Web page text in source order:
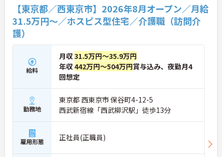
★おすすめPOINT★
【「看取り・難病ケアのプロ」として成長できる環
境が整っています】
・がん末期・神経難病の方に特化したホスピス型住
宅ならではの専門的なスキルを、日常業務の中で習
得することができます
・入社時は先輩スタッフの同行訪問からスタートす
るため、訪問介護未経験の方も安心して業務に慣れ
ることができます
・訪問診療医と24時間連携し、チームで看取りに取
り組む体制が整っているため、「看取りのプロ」と
して他施設では得られない経験を積むことができま
【頑張りがしっかり給与・評価に反映される職場で
す】
・介護福祉士手当25,000円、処遇改善手当78,000
【東京都／西東京市】2026年8月オープン／月給
31.5万円～／ホスピス型住宅／介護職（訪問介
護）
給料
月収31.5万円～35.9万円
年収442万円～504万円賞与込み、夜勤月4
回想定
勤務地
東京都 西東京市 保谷町4-12-5
西武新宿線「西武柳沢駅」徒歩13分
雇用形態 正社員(正職員)